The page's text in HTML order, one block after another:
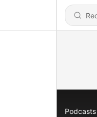
Podcasts